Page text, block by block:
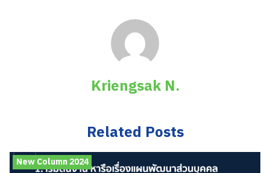
Kriengsak N.
Related Posts
New Column 2024